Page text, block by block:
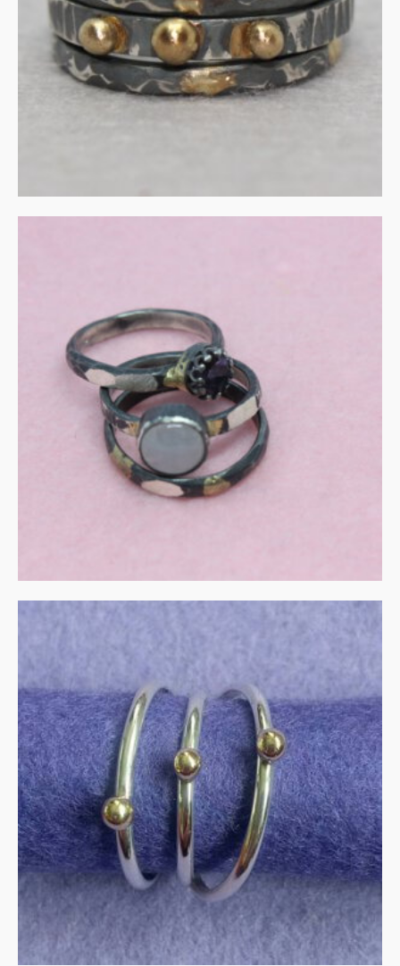
€355.00
IN WINKELMAND
Amethist en maansteen
in zilver en goud
€275.00
IN WINKELMAND
Gouden blob op zilveren
band
€155.00
IN WINKELMAND